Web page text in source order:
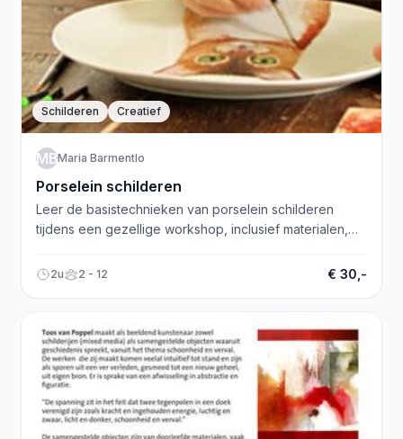
Schilderen Creatief
MBMaria Barmentlo
Porselein schilderen
Leer de basistechnieken van porselein schilderen
tijdens een gezellige workshop, inclusief materialen,
2u 2 - 12 € 30,-